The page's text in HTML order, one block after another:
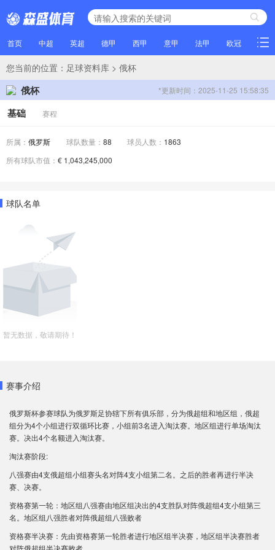
首页 中超 英超 德甲 西甲 意甲 法甲 欧冠 NBA
您当前的位置： 足球资料库 > 俄杯
俄杯 *更新时间：2025-11-25 15:58:35
基础 赛程
所属： 俄罗斯 球队数量： 88 球员人数： 1863
所有球队市值： € 1,043,245,000
球队名单
暂无数据，敬请期待！
赛事介绍
俄罗斯杯参赛球队为俄罗斯足协辖下所有俱乐部，分为俄超组和地区组，俄超
组分为4个小组进行双循环比赛，小组前3名进入淘汰赛。地区组进行单场淘汰
赛。决出4个名额进入淘汰赛。
淘汰赛阶段:
八强赛由4支俄超组小组赛头名对阵4支小组第二名。之后的胜者再进行半决
赛、决赛。
资格赛第一轮：地区组八强赛由地区组决出的4支胜队对阵俄超组4支小组第三
名。地区组八强胜者对阵俄超组八强败者
资格赛半决赛：先由资格赛第一轮胜者进行地区组半决赛，地区组半决赛胜者
对阵俄超组半决赛败者。